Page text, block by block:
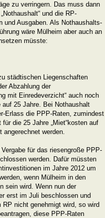
zu verringern. Das muss dann
und die RP-
und Ausgaben. Als Nothaushalts-
wäre Mülheim aber auch an
müsste:
städtischen Liegenschaften
Abzahlung der
mit Einredeverzicht“ auch noch
auf 25 Jahre. Bei Nothaushalt
Erlass die PPP-Raten, zumindest
die 25 Jahre „Miet“kosten auf
werden.
für das riesengroße PPP-
werden. Dafür müssten
im Jahre 2012 um
wenn Mülheim in den
sein wird. Wenn nun der
erst im Juli beschlossen und
nicht genehmigt wird, so wird
diese PPP-Raten